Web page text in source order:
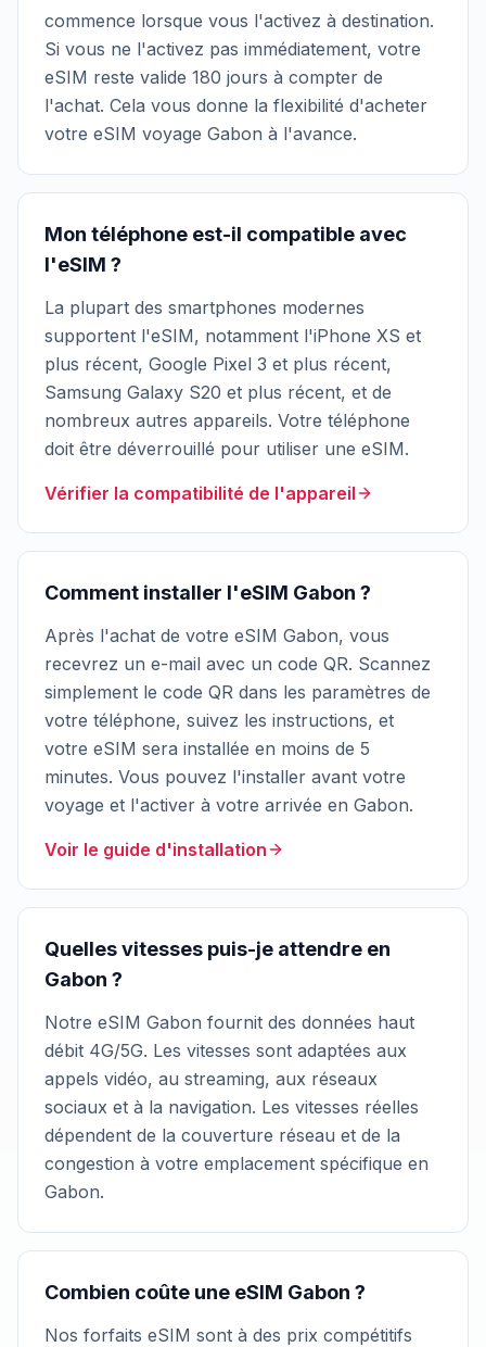
commence lorsque vous l'activez à destination.
Si vous ne l'activez pas immédiatement, votre
eSIM reste valide 180 jours à compter de
l'achat. Cela vous donne la flexibilité d'acheter
votre eSIM voyage Gabon à l'avance.
Mon téléphone est-il compatible avec
l'eSIM ?
La plupart des smartphones modernes
supportent l'eSIM, notamment l'iPhone XS et
plus récent, Google Pixel 3 et plus récent,
Samsung Galaxy S20 et plus récent, et de
nombreux autres appareils. Votre téléphone
doit être déverrouillé pour utiliser une eSIM.
Vérifier la compatibilité de l'appareil
Comment installer l'eSIM Gabon ?
Après l'achat de votre eSIM Gabon, vous
recevrez un e-mail avec un code QR. Scannez
simplement le code QR dans les paramètres de
votre téléphone, suivez les instructions, et
votre eSIM sera installée en moins de 5
minutes. Vous pouvez l'installer avant votre
voyage et l'activer à votre arrivée en Gabon.
Voir le guide d'installation
Quelles vitesses puis-je attendre en
Gabon ?
Notre eSIM Gabon fournit des données haut
débit 4G/5G. Les vitesses sont adaptées aux
appels vidéo, au streaming, aux réseaux
sociaux et à la navigation. Les vitesses réelles
dépendent de la couverture réseau et de la
congestion à votre emplacement spécifique en
Gabon.
Combien coûte une eSIM Gabon ?
Nos forfaits eSIM sont à des prix compétitifs